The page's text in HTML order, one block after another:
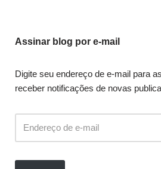
Assinar blog por e-mail
Digite seu endereço de e-mail para
receber notificações de novas